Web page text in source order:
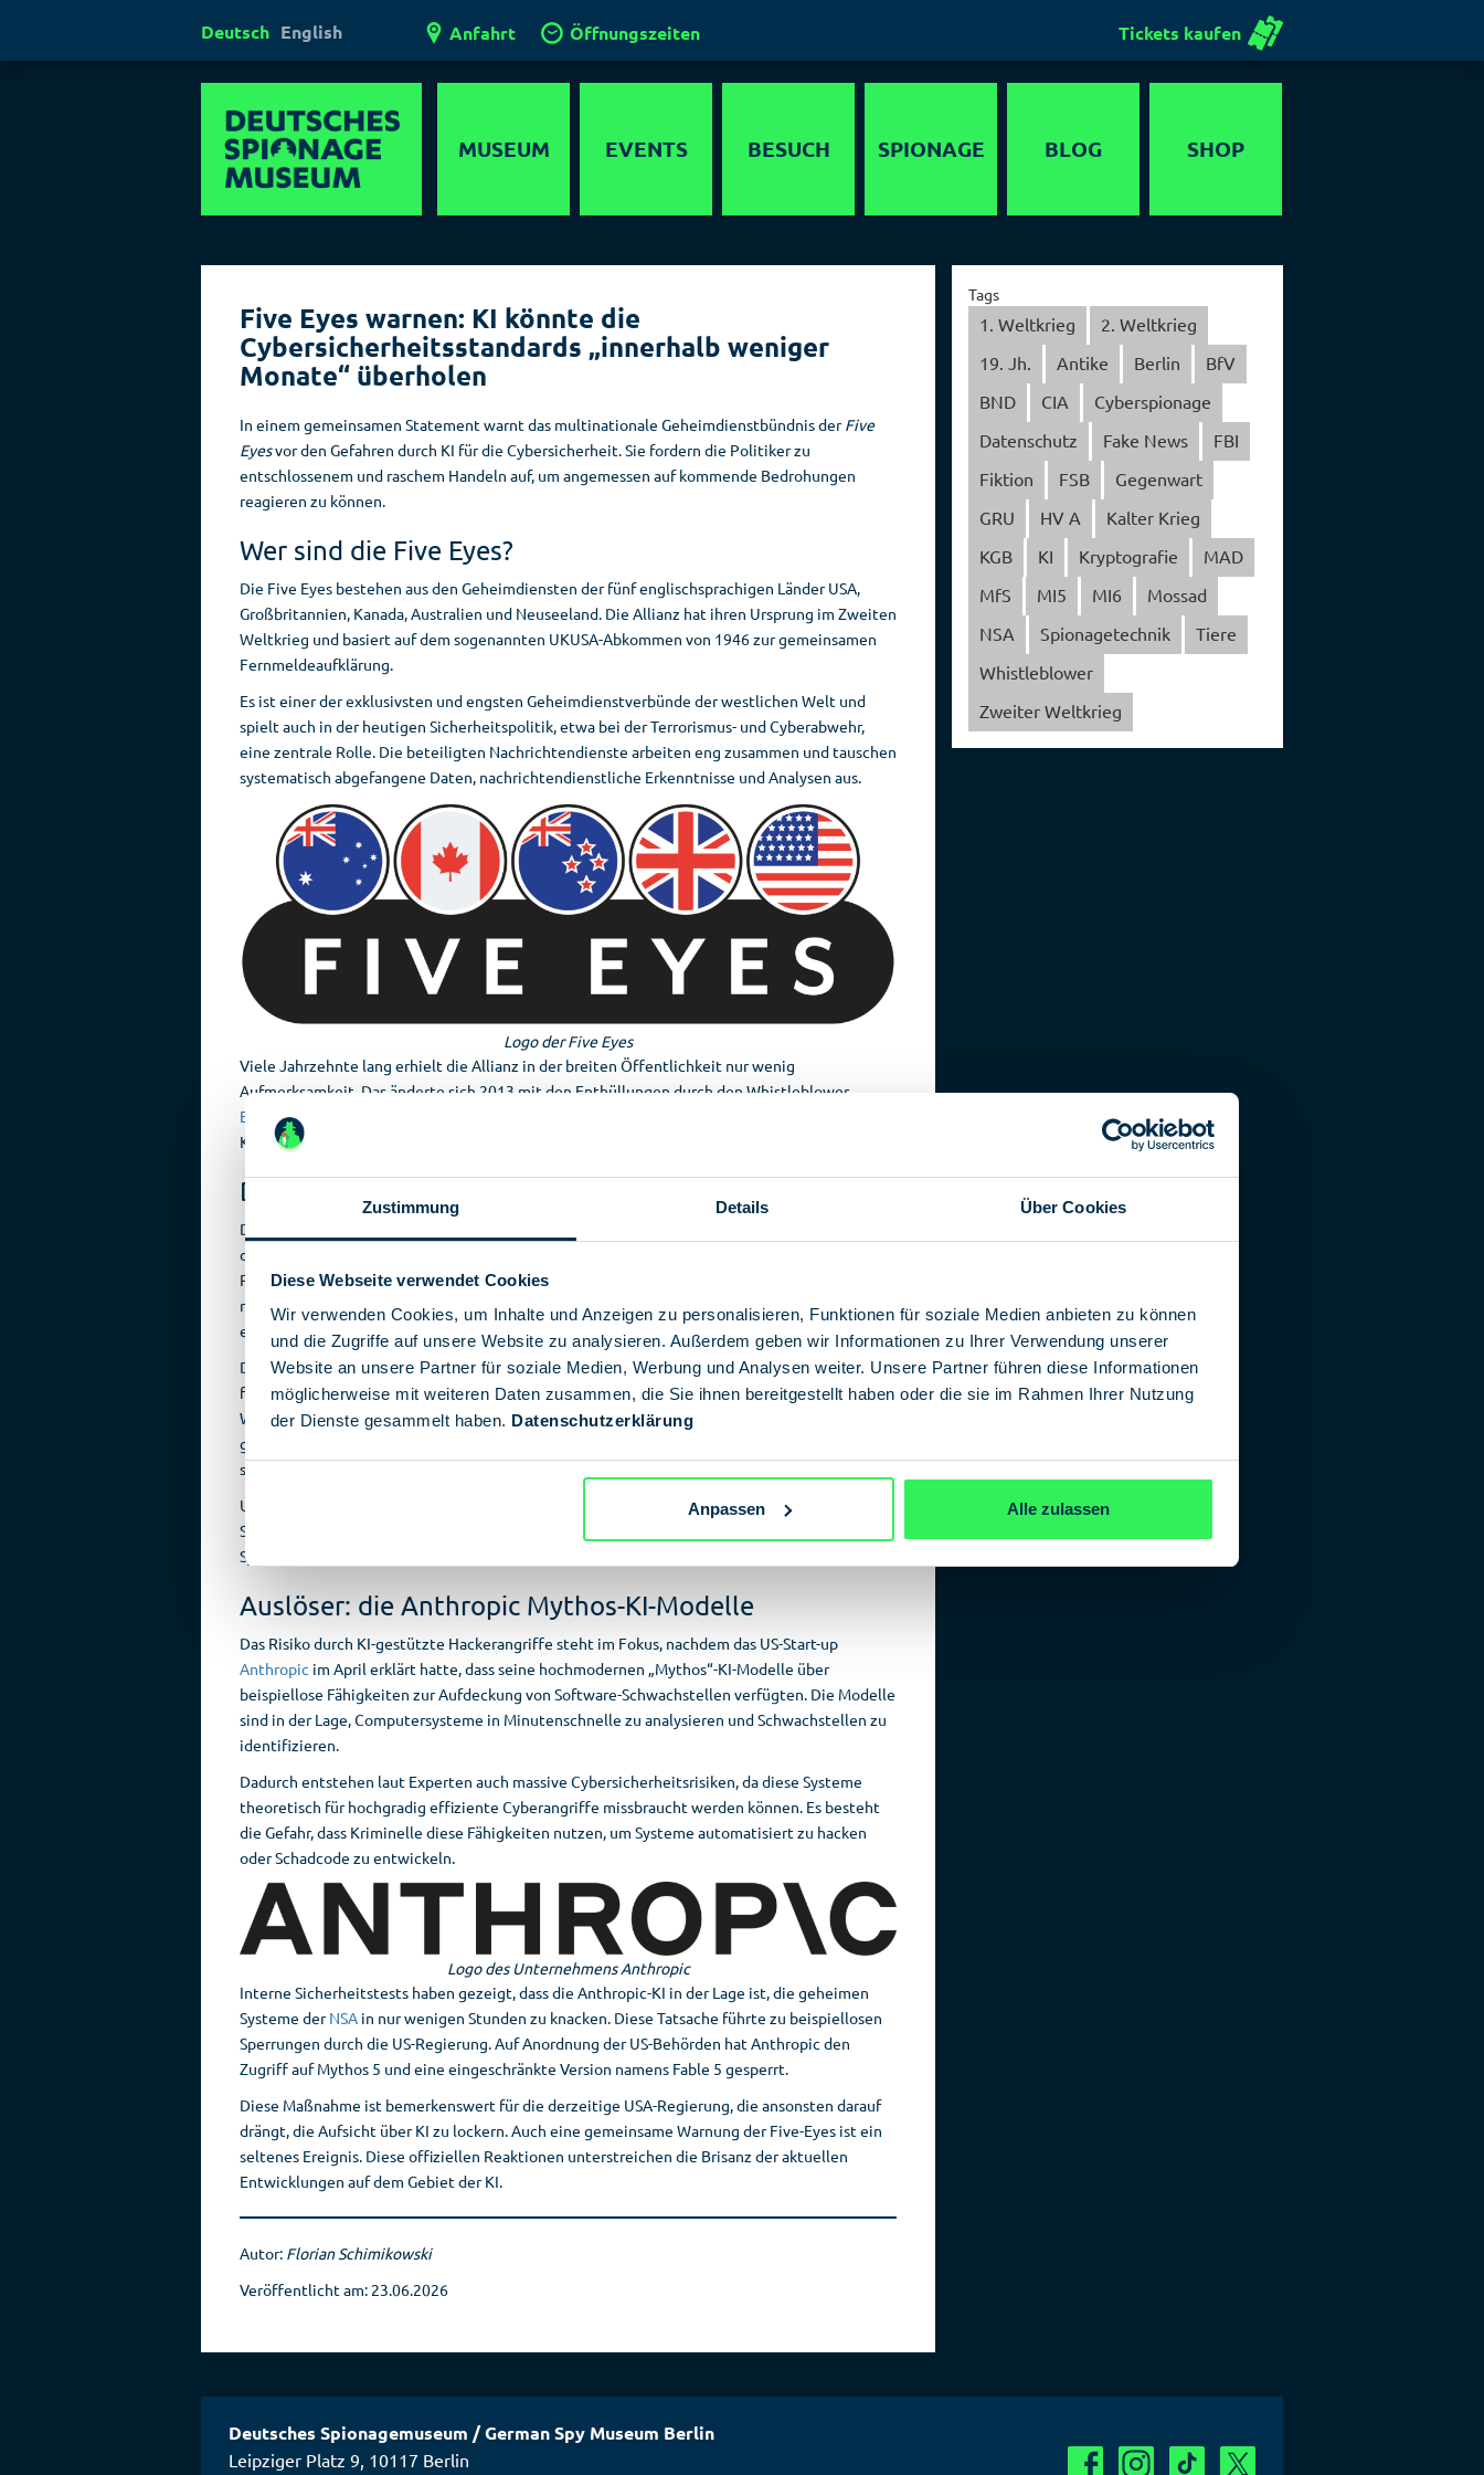
Zustimmung Details Über Cookies
Diese Webseite verwendet Cookies
Wir verwenden Cookies, um Inhalte und Anzeigen zu personalisieren, Funktionen für soziale Medien anbieten zu können
und die Zugriffe auf unsere Website zu analysieren. Außerdem geben wir Informationen zu Ihrer Verwendung unserer
Website an unsere Partner für soziale Medien, Werbung und Analysen weiter. Unsere Partner führen diese Informationen
möglicherweise mit weiteren Daten zusammen, die Sie ihnen bereitgestellt haben oder die sie im Rahmen Ihrer Nutzung
der Dienste gesammelt haben. Datenschutzerklärung
Anpassen Alle zulassen
Deutsch English Anfahrt Öffnungszeiten Tickets kaufen
MUSEUM
Außergewöhnliche
Museen in Berlin
Geschichte
Laserparcours
Lügendetektor
EVENTS BESUCH
Klassenfahrt
Kinder­
geburtstage
SPIONAGE
Geheimdienste
BLOG SHOP
Tags
1. Weltkrieg
2. Weltkrieg
19. Jh.
Antike Berlin
BfV
BND
CIA
Cyberspionage
Datenschutz
Fake News
FBI
Fiktion
FSB
Gegenwart
GRU
HV A
Kalter Krieg
KGB
KI Kryptografie
MAD
MfS
MI5 MI6
Mossad
NSA
Spionagetechnik
Tiere
Whistleblower
Zweiter Weltkrieg
Five Eyes warnen: KI könnte die
Cybersicherheitsstandards „innerhalb weniger
Monate“ überholen
In einem gemeinsamen Statement warnt das multinationale Geheimdienstbündnis derFive
Eyesvor den Gefahren durch KI für die Cybersicherheit. Sie fordern die Politiker zu
entschlossenem und raschem Handeln auf, um angemessen auf kommende Bedrohungen
reagieren zu können.
Wer sind die Five Eyes?
Die Five Eyes bestehen aus den Geheimdiensten der fünf englischsprachigen Länder USA,
Großbritannien, Kanada, Australien und Neuseeland. Die Allianz hat ihren Ursprung im Zweiten
Weltkrieg und basiert auf dem sogenannten UKUSA-Abkommen von 1946 zur gemeinsamen
Fernmeldeaufklärung.
Es ist einer der exklusivsten und engsten Geheimdienstverbünde der westlichen Welt und
spielt auch in der heutigen Sicherheitspolitik, etwa bei der Terrorismus- und Cyberabwehr,
eine zentrale Rolle. Die beteiligten Nachrichtendienste arbeiten eng zusammen und tauschen
systematisch abgefangene Daten, nachrichtendienstliche Erkenntnisse und Analysen aus.
Logo der Five Eyes
Viele Jahrzehnte lang erhielt die Allianz in der breiten Öffentlichkeit nur wenig
Aufmerksamkeit. Das änderte sich 2013 mit den Enthüllungen durch den Whistleblower
Edward Snowden
Kommunikationsverkehrs durch die Five Eyes.
Dringender Aufruf zum Handeln
Die am 22. Juni 2026 von den Five Eyes veröffentlichte
der Lage aufkommen: „Angesichts des rasanten Tempos der Entwicklung im Bereich der
Pionier-KI können Annahmen zu Cyberrisiken bereits innerhalb von Monaten und nicht erst
nach Jahren überholt sein“. Weiter heißt es: KI „senkt die Hürden für böswillige Akteure und
erhöht die Geschwindigkeit und Komplexität von Angriffen“.
Die Sicherheitsbehörden Großbritanniens, der USA, Australiens, Kanadas und Neuseelands
forderten Regierungen und Unternehmen nachdrücklich auf, rasch zu handeln, um sich auf die
Weiterentwicklung der KI vorzubereiten: „Sicherheitsverletzungen werden auftreten. Durch
gute Vorbereitung können Sie diese schnell eindämmen und verhindern, dass sie zu
schwerwiegenden operativen und finanziellen Krisen eskalieren.“
Um ihre Cyberabwehr zu verbessern, sollten Unternehmen unter anderem KI-Tools in ihre
Sicherheitsabläufe integrieren, veraltete Systeme aktualisieren und den Zugriff auf kritische
Systeme einschränken, so die Experten.
Auslöser: die Anthropic Mythos-KI-Modelle
Das Risiko durch KI-gestützte Hackerangriffe steht im Fokus, nachdem das US-Start-up
Anthropic im April erklärt hatte, dass seine hochmodernen „Mythos“-KI-Modelle über
beispiellose Fähigkeiten zur Aufdeckung von Software-Schwachstellen verfügten. Die Modelle
sind in der Lage, Computersysteme in Minutenschnelle zu analysieren und Schwachstellen zu
identifizieren.
Dadurch entstehen laut Experten auch massive Cybersicherheitsrisiken, da diese Systeme
theoretisch für hochgradig effiziente Cyberangriffe missbraucht werden können. Es besteht
die Gefahr, dass Kriminelle diese Fähigkeiten nutzen, um Systeme automatisiert zu hacken
oder Schadcode zu entwickeln.
Logo des Unternehmens Anthropic
Interne Sicherheitstests haben gezeigt, dass die Anthropic-KI in der Lage ist, die geheimen
Systeme derNSA in nur wenigen Stunden zu knacken. Diese Tatsache führte zu beispiellosen
Sperrungen durch die US-Regierung. Auf Anordnung der US-Behörden hat Anthropic den
Zugriff auf Mythos 5 und eine eingeschränkte Version namens Fable 5 gesperrt.
Diese Maßnahme ist bemerkenswert für die derzeitige USA-Regierung, die ansonsten darauf
drängt, die Aufsicht über KI zu lockern. Auch eine gemeinsame Warnung der Five-Eyes ist ein
seltenes Ereignis. Diese offiziellen Reaktionen unterstreichen die Brisanz der aktuellen
Entwicklungen auf dem Gebiet der KI.
Autor: Florian Schimikowski
Veröffentlicht am: 23.06.2026
Deutsches Spionagemuseum /German Spy Museum Berlin
Leipziger Platz 9, 10117 Berlin